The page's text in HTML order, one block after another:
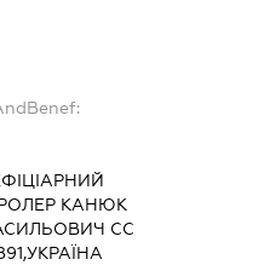
КАНЮК
СС